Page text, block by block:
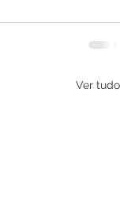
Ver tudo